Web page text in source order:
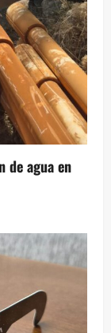
de agua en